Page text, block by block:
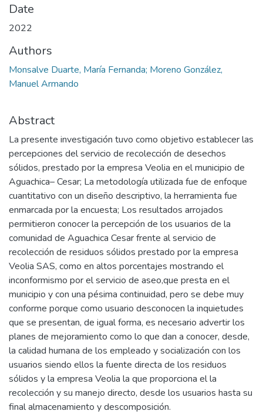
Date
2022
Authors
Monsalve Duarte, María Fernanda; Moreno González,
Manuel Armando
Abstract
La presente investigación tuvo como objetivo establecer las
percepciones del servicio de recolección de desechos
sólidos, prestado por la empresa Veolia en el municipio de
Aguachica– Cesar; La metodología utilizada fue de enfoque
cuantitativo con un diseño descriptivo, la herramienta fue
enmarcada por la encuesta; Los resultados arrojados
permitieron conocer la percepción de los usuarios de la
comunidad de Aguachica Cesar frente al servicio de
recolección de residuos sólidos prestado por la empresa
Veolia SAS, como en altos porcentajes mostrando el
inconformismo por el servicio de aseo,que presta en el
municipio y con una pésima continuidad, pero se debe muy
conforme porque como usuario desconocen la inquietudes
que se presentan, de igual forma, es necesario advertir los
planes de mejoramiento como lo que dan a conocer, desde,
la calidad humana de los empleado y socialización con los
usuarios siendo ellos la fuente directa de los residuos
sólidos y la empresa Veolia la que proporciona el la
recolección y su manejo directo, desde los usuarios hasta su
final almacenamiento y descomposición.